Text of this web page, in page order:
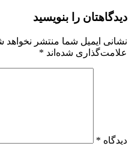
دیدگاهتان را بنویسید
نشانی ایمیل شما منتشر نخواهد
علامت‌گذاری شده‌اند *
دیدگاه *